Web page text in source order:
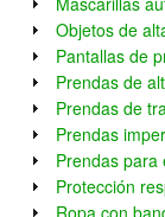
Objetos de
Pantallas de
Prendas de
Prendas de
Prendas
Prendas para
Protección